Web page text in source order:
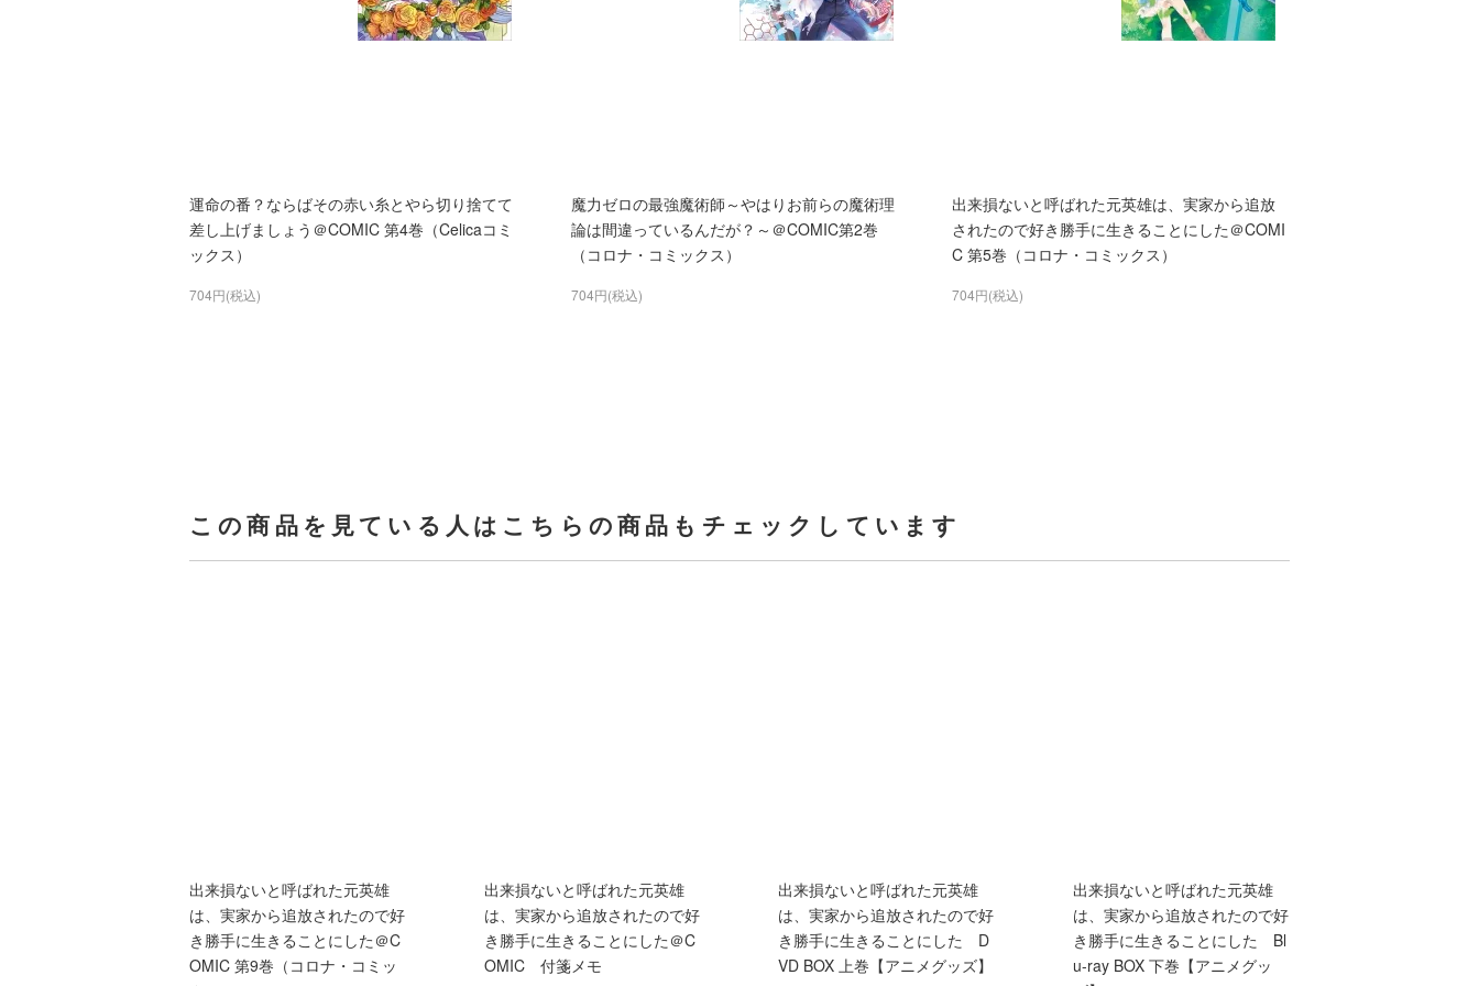
運命の番？ならばその赤い糸とやら切り捨てて
差し上げましょう＠COMIC 第4巻（Celicaコミ
ックス）
704円(税込)
魔力ゼロの最強魔術師～やはりお前らの魔術理
論は間違っているんだが？～＠COMIC第2巻
（コロナ・コミックス）
704円(税込)
出来損ないと呼ばれた元英雄は、実家から追放
されたので好き勝手に生きることにした＠COMI
C 第5巻（コロナ・コミックス）
704円(税込)
この商品を見ている人はこちらの商品もチェックしています
出来損ないと呼ばれた元英雄
は、実家から追放されたので好
き勝手に生きることにした＠C
OMIC 第9巻（コロナ・コミッ
出来損ないと呼ばれた元英雄
は、実家から追放されたので好
き勝手に生きることにした＠C
OMIC 付箋メモ
出来損ないと呼ばれた元英雄
は、実家から追放されたので好
き勝手に生きることにした D
VD BOX 上巻【アニメグッズ】
出来損ないと呼ばれた元英雄
は、実家から追放されたので好
き勝手に生きることにした Bl
u-ray BOX 下巻【アニメグッ